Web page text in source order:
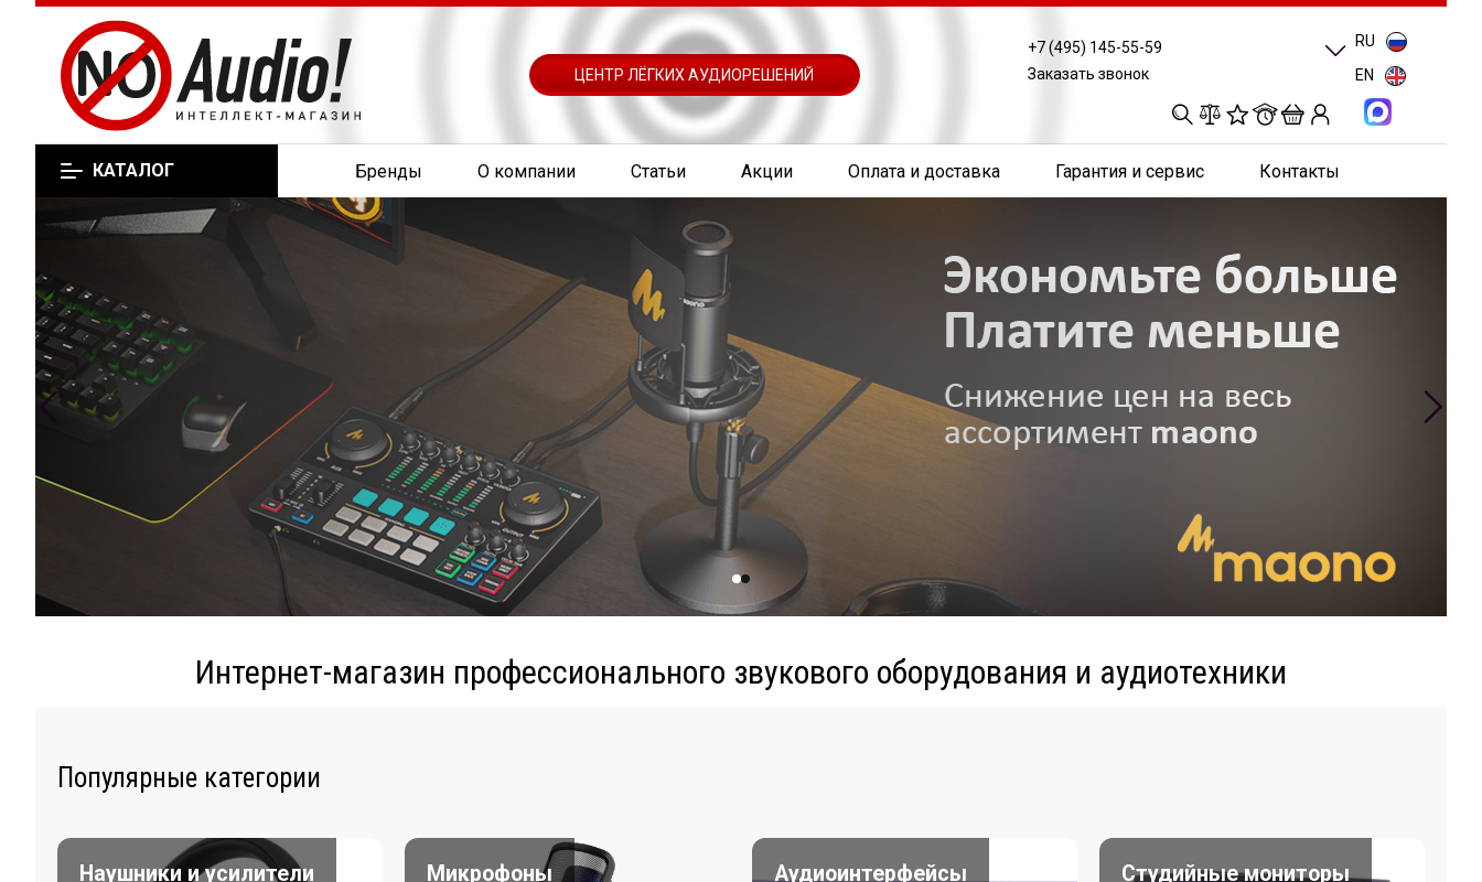
ЦЕНТР ЛЁГКИХ АУДИОРЕШЕНИЙ
+7 (495) 145-55-59
Заказать звонок
0
RU
EN
КАТАЛОГ Бренды О компании Статьи Акции Оплата и доставка Гарантия и сервис Контакты
Интернет-магазин профессионального звукового оборудования и аудиотехники
Популярные категории
Наушники и усилители Микрофоны Аудиоинтерфейсы Студийные мониторы